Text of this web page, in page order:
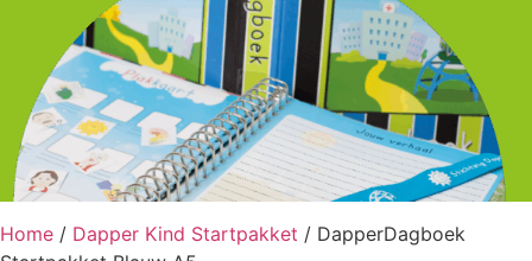
Home / Dapper Kind Startpakket / DapperDagboek